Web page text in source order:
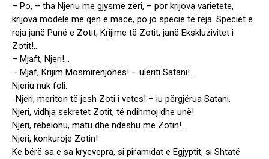
– Po, – tha Njeriu me gjysmë zëri, – por krijova varietete,
krijova modele me qen e mace, po jo specie të reja. Speciet e
reja janë Punë e Zotit, Krijime të Zotit, janë Ekskluzivitet i
Zotit!…
– Mjaft, Njeri!…
– Mjaf, Krijim Mosmirënjohës! – ulëriti Satani!…
Njeriu nuk foli.
-Njeri, meriton të jesh Zoti i vetes! – iu përgjërua Satani.
Njeri, vidhja sekretet Zotit, të ndihmoj dhe unë!
Njeri, rebelohu, matu dhe ndeshu me Zotin!…
Njeri, konkuroje Zotin!
Ke bërë sa e sa kryevepra, si piramidat e Egjyptit, si Shtatë